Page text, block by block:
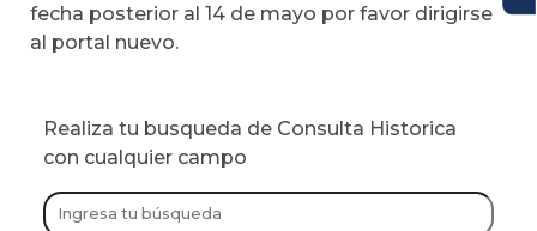
fecha posterior al 14 de mayo por favor dirigirse
al portal nuevo.
Realiza tu busqueda de Consulta Historica
con cualquier campo